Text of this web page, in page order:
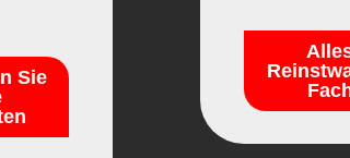
Sie